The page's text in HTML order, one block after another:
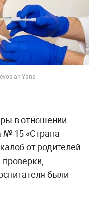
Yana
в отношении
№ 15 «Страна
от родителей.
были